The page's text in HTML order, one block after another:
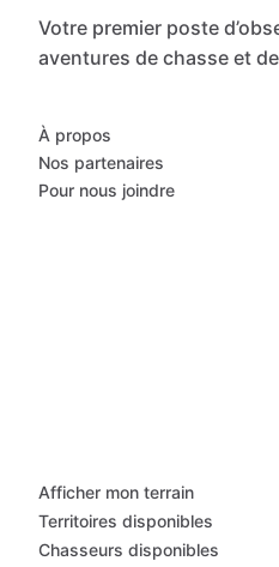
Votre premier poste
aventures de chasse et
À propos
Nos partenaires
Pour nous joindre
Afficher mon terrain
Territoires disponibles
Chasseurs disponibles